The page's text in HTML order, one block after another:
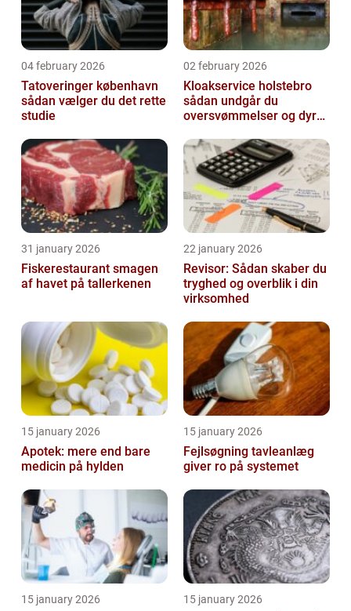
04 february 2026
Tatoveringer københavn
sådan vælger du det rette
studie
02 february 2026
Kloakservice holstebro
sådan undgår du
oversvømmelser og dyre
31 january 2026
Fiskerestaurant smagen
af havet på tallerkenen
22 january 2026
Revisor: Sådan skaber du
tryghed og overblik i din
virksomhed
15 january 2026
Apotek: mere end bare
medicin på hylden
15 january 2026
Fejlsøgning tavleanlæg
giver ro på systemet
15 january 2026 15 january 2026